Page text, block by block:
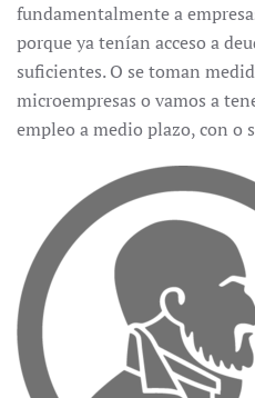
fundamentalmente a
porque ya tenían acceso a
suficientes. O se toman
microempresas o vamos a
empleo a medio plazo, con o